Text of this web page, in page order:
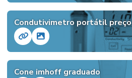
Condutivimetro portátil preço
Cone imhoff graduado